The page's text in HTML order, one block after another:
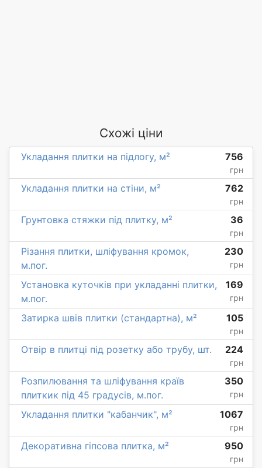
Схожі ціни
Укладання плитки на підлогу, м² 756
грн
Укладання плитки на стіни, м² 762
грн
Грунтовка стяжки під плитку, м² 36
грн
Різання плитки, шліфування кромок,
м.пог.
230
грн
Установка куточків при укладанні плитки,
м.пог.
169
грн
Затирка швів плитки (стандартна), м² 105
грн
Отвір в плитці під розетку або трубу, шт. 224
грн
Розпилювання та шліфування країв
плиткик під 45 градусів, м.пог.
350
грн
Укладання плитки "кабанчик", м² 1067
грн
Декоративна гіпсова плитка, м² 950
грн